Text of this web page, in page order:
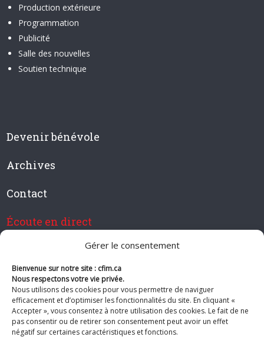
Gérer le consentement
Bienvenue sur notre site : cfim.ca
Nous respectons votre vie privée.
Nous utilisons des cookies pour vous permettre de naviguer
efficacement et d’optimiser les fonctionnalités du site. En cliquant «
Accepter », vous consentez à notre utilisation des cookies. Le fait de ne
pas consentir ou de retirer son consentement peut avoir un effet
négatif sur certaines caractéristiques et fonctions.
Production extérieure
Programmation
Publicité
Salle des nouvelles
Soutien technique
Devenir bénévole
Archives
Contact
Écoute en direct
Devenir membre de CFIM
Suivez-nous